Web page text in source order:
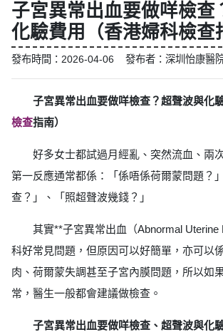
子宮異常出血要做咩檢查
化驗費用（香港婦科檢查
發布時間：2026-04-06 發布者：深圳怡康醫
子宮異常出血要做咩檢查？超聲波與化
檢查指南）
好多女士都試過月經亂、突然流血、兩
第一反應通常都係：「係唔係荷爾蒙問題？
查？」、「照超聲波幾錢？」
其實**子宮異常出血（Abnormal Uterine
科好常見問題，但原因可以好簡單，亦可以
肉、荷爾蒙失調甚至子宮內膜問題，所以如
常，醫生一般都會建議做檢查。
子宮異常出血要做咩檢查、超聲波與化